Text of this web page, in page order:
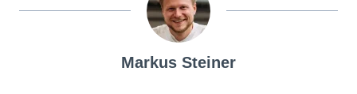
Markus Steiner